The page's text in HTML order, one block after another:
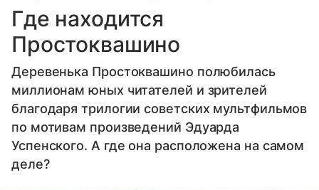
Где находится
Простоквашино
Деревенька Простоквашино полюбилась
миллионам юных читателей и зрителей
благодаря трилогии советских мультфильмов
по мотивам произведений Эдуарда
Успенского. А где она расположена на самом
деле?